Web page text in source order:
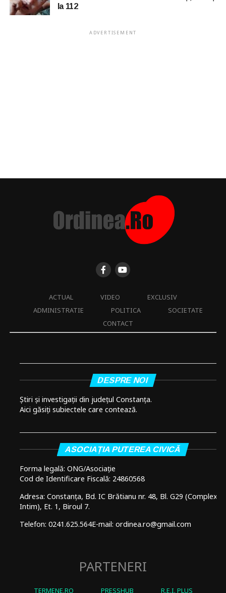
la 112
ADVERTISEMENT
ACTUAL VIDEO
EXCLUSIV
ADMINISTRATIE
POLITICA
SOCIETATE
CONTACT
DESPRE NOI
Știri și investigații din județul Constanța.
Aici găsiți subiectele care contează.
ASOCIAȚIA PUTEREA CIVICĂ
Forma legală: ONG/Asociație
Cod de Identificare Fiscală: 24860568
Adresa: Constanța, Bd. IC Brătianu nr. 48, Bl. G29 (Complex
Intim), Et. 1, Biroul 7.
Telefon: 0241.625.564E-mail: ordinea.ro@gmail.com
PARTENERI
TERMENE.RO PRESSHUB R.E.I. PLUS